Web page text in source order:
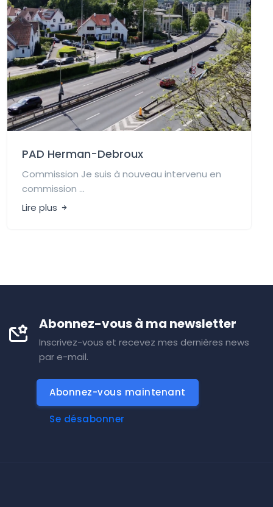
PAD Herman-Debroux
Commission Je suis à nouveau intervenu en
commission ...
Lire plus
Abonnez-vous à ma newsletter
Inscrivez-vous et recevez mes dernières news
par e-mail.
Abonnez-vous maintenant
Se désabonner